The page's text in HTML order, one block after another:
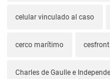
celular vinculado al caso
cerco marítimo
Charles de Gaulle e